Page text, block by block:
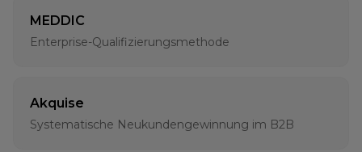
MEDDIC
Enterprise-Qualifizierungsmethode
Akquise
Systematische Neukundengewinnung im B2B